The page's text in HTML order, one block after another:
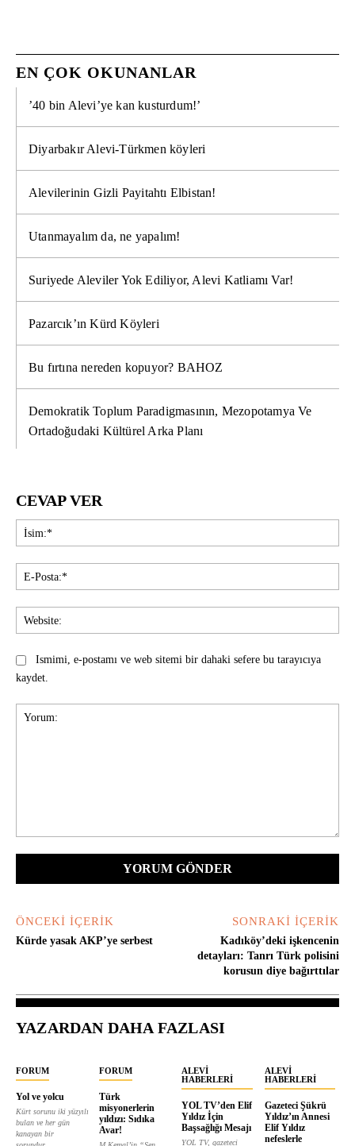
EN ÇOK OKUNANLAR
’40 bin Alevi’ye kan kusturdum!’
Diyarbakır Alevi-Türkmen köyleri
Alevilerinin Gizli Payitahtı Elbistan!
Utanmayalım da, ne yapalım!
Suriyede Aleviler Yok Ediliyor, Alevi Katliamı Var!
Pazarcık’ın Kürd Köyleri
Bu fırtına nereden kopuyor? BAHOZ
Demokratik Toplum Paradigmasının, Mezopotamya Ve
Ortadoğudaki Kültürel Arka Planı
CEVAP VER
Ismimi, e-postamı ve web sitemi bir dahaki sefere bu tarayıcıya
kaydet.
ÖNCEKI İÇERIK
Kürde yasak AKP’ye serbest
SONRAKI İÇERIK
Kadıköy’deki işkencenin
detayları: Tanrı Türk polisini
korusun diye bağırttılar
YAZARDAN DAHA FAZLASI
FORUM
Yol ve yolcu
Kürt sorunu iki yüzyılı
bulan ve her gün
kanayan bir
FORUM
Türk
misyonerlerin
yıldızı: Sıdıka
Avar!
ALEVI
HABERLERI
YOL TV’den Elif
Yıldız İçin
Başsağlığı Mesajı
YOL TV, gazeteci
ALEVI
HABERLERI
Gazeteci Şükrü
Yıldız’ın Annesi
Elif Yıldız
nefeslerle